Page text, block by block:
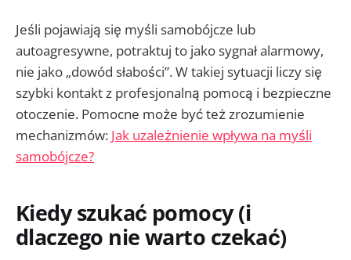
Jeśli pojawiają się myśli samobójcze lub
autoagresywne, potraktuj to jako sygnał alarmowy,
nie jako „dowód słabości”. W takiej sytuacji liczy się
szybki kontakt z profesjonalną pomocą i bezpieczne
otoczenie. Pomocne może być też zrozumienie
mechanizmów: Jak uzależnienie wpływa na myśli
samobójcze?
Kiedy szukać pomocy (i
dlaczego nie warto czekać)